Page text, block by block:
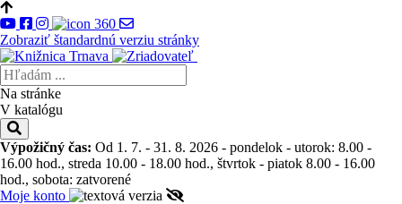
Zobraziť štandardnú verziu stránky
Na stránke
V katalógu
Výpožičný čas: Od 1. 7. - 31. 8. 2026 - pondelok - utorok: 8.00 -
16.00 hod., streda 10.00 - 18.00 hod., štvrtok - piatok 8.00 - 16.00
hod., sobota: zatvorené
Moje konto